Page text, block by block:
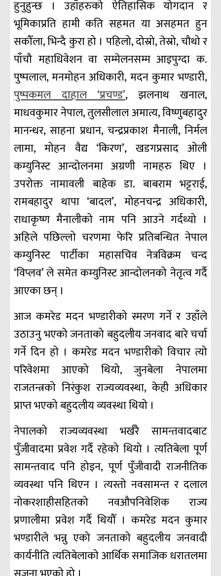
हुनुहुन्छ । उहाँहरुको ऐतिहासिक योगदान र
भूमिकाप्रति हामी कति सहमत या असहमत हुन
सकौँला, भिन्दै कुरा हो । पहिलो, दोस्रो, तेस्रो, चौथो र
पाँचौ महाधिवेशन वा सम्मेलनसम्म आइपुग्दा क.
पुष्पलाल, मनमोहन अधिकारी, मदन कुमार भण्डारी,
पुष्पकमल दाहाल ‘प्रचण्ड’, झलनाथ खनाल,
माधवकुमार नेपाल, तुलसीलाल अमात्य, विष्णुबहादुर
मानन्धर, साहना प्रधान, चन्द्रप्रकाश मैनाली, निर्मल
लामा, मोहन वैद्य ‘किरण’, खडगप्रसाद ओली
कम्युनिस्ट आन्दोलनमा अग्रणी नामहरु थिए ।
उपरोक्त नामावली बाहेक डा. बाबराम भट्टराई,
रामबहादुर थापा ‘बादल’, मोहनचन्द्र अधिकारी,
राधाकृष्ण मैनालीको नाम पनि आउने गर्दथ्यो ।
अहिले पछिल्लो चरणमा फेरि प्रतिबन्धित नेपाल
कम्युनिस्ट पार्टीका महासचिव नेत्रविक्रम चन्द
‘विप्लव’ ले समेत कम्युनिस्ट आन्दोलनको नेतृत्व गर्दै
आएका छन् ।
आज कमरेड मदन भण्डारीको स्मरण गर्ने र उहाँले
उठाउनु भएको जनताको बहुदलीय जनवाद बारे चर्चा
गर्ने दिन हो । कमरेड मदन भण्डारीको विचार त्यो
परिवेशमा आएको थियो, जुनबेला नेपालमा
राजतन्त्रको निरंकुश राज्यव्यवस्था, केही अधिकार
प्राप्त भएको बहुदलीय व्यवस्था थियो ।
नेपालको राज्यव्यवस्था भर्खरै सामन्तवादबाट
पुँजीवादमा प्रवेश गर्दै रहेको थियो । त्यतिबेला पूर्ण
सामन्तवाद पनि होइन, पूर्ण पुँजीवादी राजनीतिक
व्यवस्था पनि थिएन । त्यस्तो नवसामन्त र दलाल
नोकरशाहीसहितको नवऔपनिवेशिक राज्य
प्रणालीमा प्रवेश गर्दै थियौँ । कमरेड मदन कुमार
भण्डारीले भन्नु एको जनताको बहुदलीय जनवादी
कार्यनीति त्यतिबेलाको आर्थिक समाजिक धरातलमा